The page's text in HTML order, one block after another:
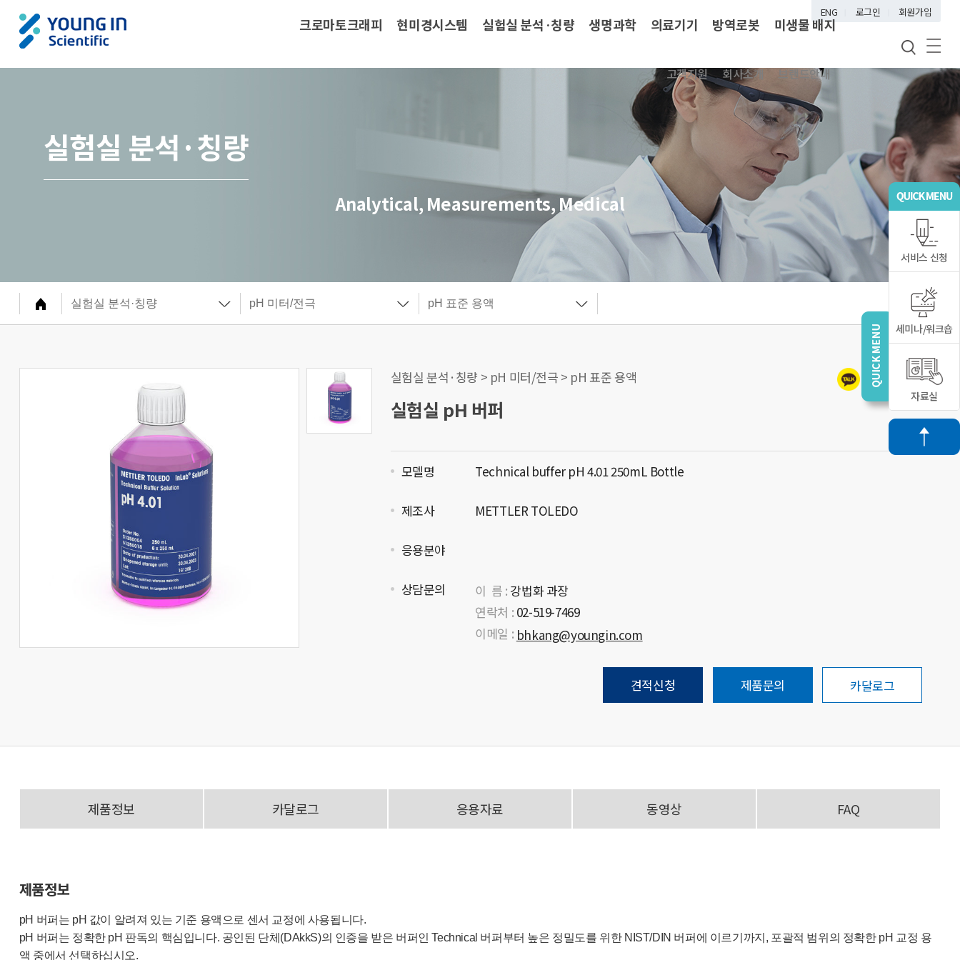
ENG 로그인 회원가입
크로마토크래피 현미경시스템 실험실 분석·칭량 생명과학 의료기기 방역로봇 미생물 배지
브랜드안내
회사소개
고객지원
서비스 신청
세미나/워크숍
자료실
실험실 분석·칭량
Analytical, Measurements, Medical
실험실 분석·칭량 > pH 미터/전극 > pH 표준 용액
실험실 pH 버퍼
모델명 Technical buffer pH 4.01 250mL Bottle
제조사 METTLER TOLEDO
응용분야
상담문의 이 름 : 강법화 과장
연락처 : 02-519-7469
이메일 : bhkang@youngin.com
견적신청 제품문의 카달로그
제품정보 카달로그 응용자료 동영상 FAQ
제품정보
pH 버퍼는 pH 값이 알려져 있는 기준 용액으로 센서 교정에 사용됩니다.
pH 버퍼는 정확한 pH 판독의 핵심입니다. 공인된 단체(DAkkS)의 인증을 받은 버퍼인 Technical 버퍼부터 높은 정밀도를 위한 NIST/DIN 버퍼에 이르기까지, 포괄적 범위의 정확한 pH 교정 용
액 중에서 선택하십시오.